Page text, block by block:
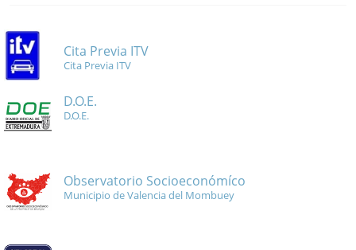
Cita Previa ITV
Cita Previa ITV
D.O.E.
D.O.E.
Observatorio Socioeconómíco
Municipio de Valencia del Mombuey